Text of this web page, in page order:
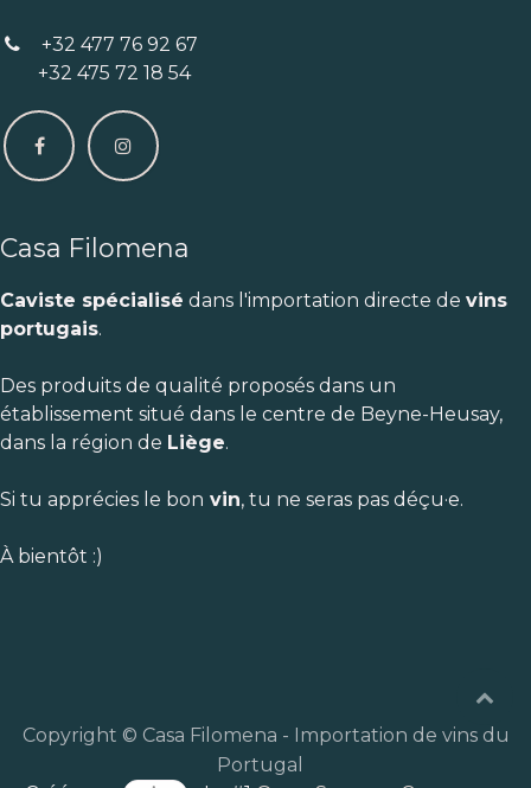
+32 477 76 92 67
+32 475 72 18 54
Casa Filomena
Caviste spécialisé dans l'importation directe de vins
portugais.
Des produits de qualité proposés dans un
établissement situé dans le centre de Beyne-Heusay,
dans la région de Liège.
Si tu apprécies le bon vin, tu ne seras pas déçu·e.
À bientôt :)
Copyright © Casa Filomena - Importation de vins du
Portugal